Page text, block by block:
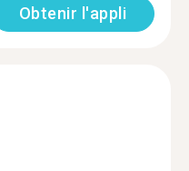
Obtenir l'appli